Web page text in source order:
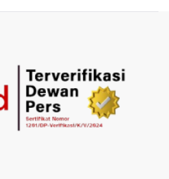
Putri Indonesia Menang
DKI Jakarta
Setelah Gagal Tembus